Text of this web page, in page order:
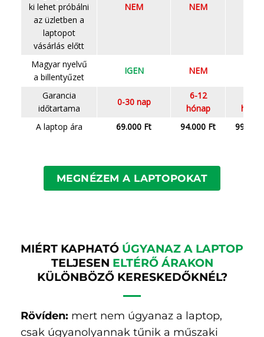
ki lehet próbálni
az üzletben a
laptopot
vásárlás előtt
NEM NEM
Magyar nyelvű
a billentyűzet
IGEN NEM
Garancia
időtartama
0-30 nap
6-12
hónap
A laptop ára
69.000 Ft 94.000 Ft 99.000
MEGNÉZEM A LAPTOPOKAT
MIÉRT KAPHATÓ ÚGYANAZ A LAPTOP
TELJESEN ELTÉRŐ ÁRAKON
KÜLÖNBÖZŐ KERESKEDŐKNÉL?
Rövíden: mert nem úgyanaz a laptop,
csak úgyanolyannak tűnik a műszaki